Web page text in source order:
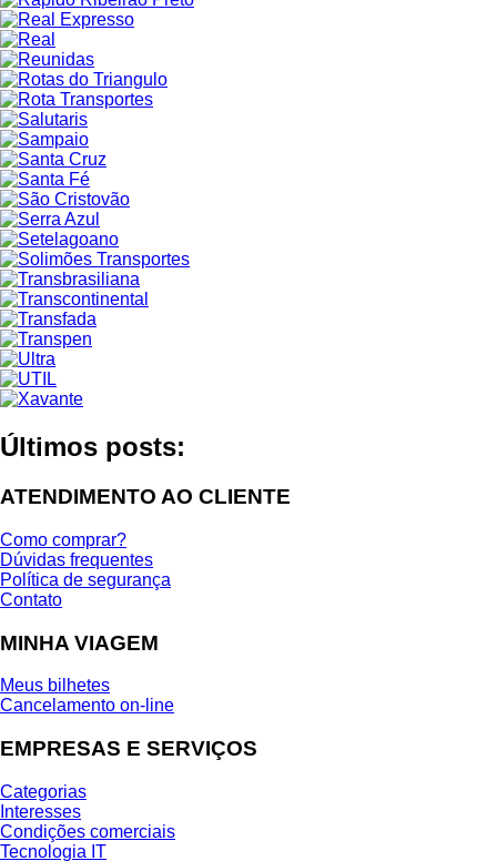
Últimos posts:
ATENDIMENTO AO CLIENTE
Como comprar?
Dúvidas frequentes
Política de segurança
Contato
MINHA VIAGEM
Meus bilhetes
Cancelamento on-line
EMPRESAS E SERVIÇOS
Categorias
Interesses
Condições comerciais
Tecnologia IT